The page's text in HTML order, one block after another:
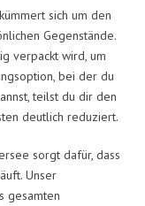
sich um den
Gegenstände.
verpackt wird, um
bei der du
teilst du dir den
deutlich reduziert.
sorgt dafür, dass
Unser
gesamten